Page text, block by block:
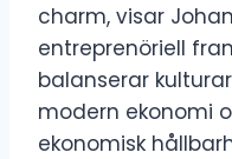
charm, visar
entreprenöriell
balanserar
modern ekonomi
ekonomisk